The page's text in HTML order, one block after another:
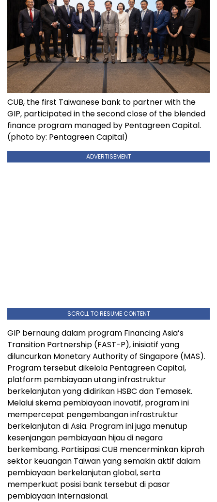
CUB, the first Taiwanese bank to partner with the
GIP, participated in the second close of the blended
finance program managed by Pentagreen Capital.
(photo by: Pentagreen Capital)
ADVERTISEMENT
SCROLL TO RESUME CONTENT
GIP bernaung dalam program Financing Asia’s
Transition Partnership (FAST-P), inisiatif yang
diluncurkan Monetary Authority of Singapore (MAS).
Program tersebut dikelola Pentagreen Capital,
platform pembiayaan utang infrastruktur
berkelanjutan yang didirikan HSBC dan Temasek.
Melalui skema pembiayaan inovatif, program ini
mempercepat pengembangan infrastruktur
berkelanjutan di Asia. Program ini juga menutup
kesenjangan pembiayaan hijau di negara
berkembang. Partisipasi CUB mencerminkan kiprah
sektor keuangan Taiwan yang semakin aktif dalam
pembiayaan berkelanjutan global, serta
memperkuat posisi bank tersebut di pasar
pembiayaan internasional.